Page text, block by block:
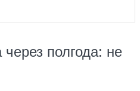
полгода: не